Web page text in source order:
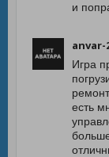
и
anvar-
Игра
есть